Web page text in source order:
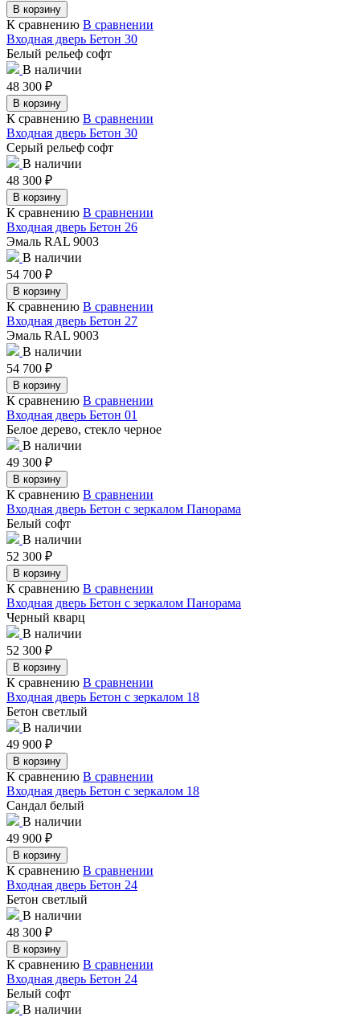
В корзину
К сравнению В сравнении
Входная дверь Бетон 30
Белый рельеф софт
В наличии
48 300 ₽
В корзину
К сравнению В сравнении
Входная дверь Бетон 30
Серый рельеф софт
В наличии
48 300 ₽
В корзину
К сравнению В сравнении
Входная дверь Бетон 26
Эмаль RAL 9003
В наличии
54 700 ₽
В корзину
К сравнению В сравнении
Входная дверь Бетон 27
Эмаль RAL 9003
В наличии
54 700 ₽
В корзину
К сравнению В сравнении
Входная дверь Бетон 01
Белое дерево, стекло черное
В наличии
49 300 ₽
В корзину
К сравнению В сравнении
Входная дверь Бетон с зеркалом Панорама
Белый софт
В наличии
52 300 ₽
В корзину
К сравнению В сравнении
Входная дверь Бетон с зеркалом Панорама
Черный кварц
В наличии
52 300 ₽
В корзину
К сравнению В сравнении
Входная дверь Бетон с зеркалом 18
Бетон светлый
В наличии
49 900 ₽
В корзину
К сравнению В сравнении
Входная дверь Бетон с зеркалом 18
Сандал белый
В наличии
49 900 ₽
В корзину
К сравнению В сравнении
Входная дверь Бетон 24
Бетон светлый
В наличии
48 300 ₽
В корзину
К сравнению В сравнении
Входная дверь Бетон 24
Белый софт
В наличии